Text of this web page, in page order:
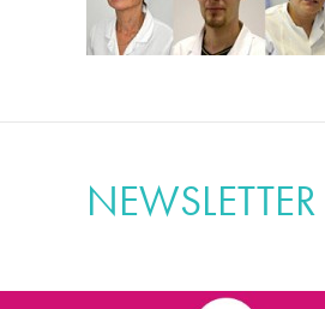
NEWSLETTER